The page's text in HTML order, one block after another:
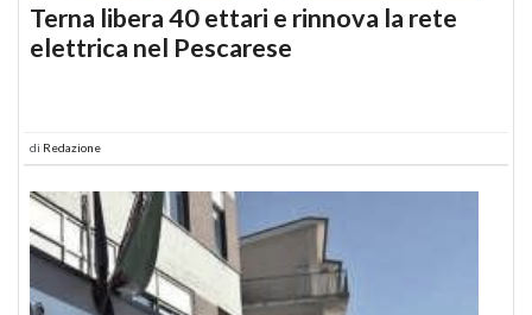
Terna libera 40 ettari e rinnova la rete
elettrica nel Pescarese
di Redazione